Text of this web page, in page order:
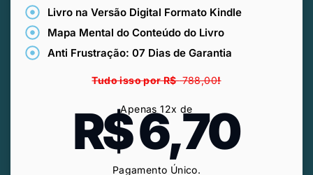
Livro na Versão Digital Formato Kindle
Mapa Mental do Conteúdo do Livro
Anti Frustração: 07 Dias de Garantia
Tudo isso por R$788,00!
Apenas 12x de
R$ 6,70
Pagamento Único.